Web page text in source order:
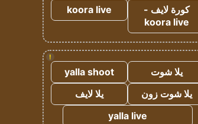
كورة لايف -
koora live
koora live
!
يلا شوت
yalla shoot
يلا شوت زون
يلا لايف
yalla live